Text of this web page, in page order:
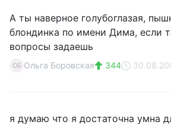
А ты наверное голубоглазая,
блондинка по имени Дима, если
вопросы задаешь
ОБ Ольга Боровская 344
я думаю что я достаточна умна